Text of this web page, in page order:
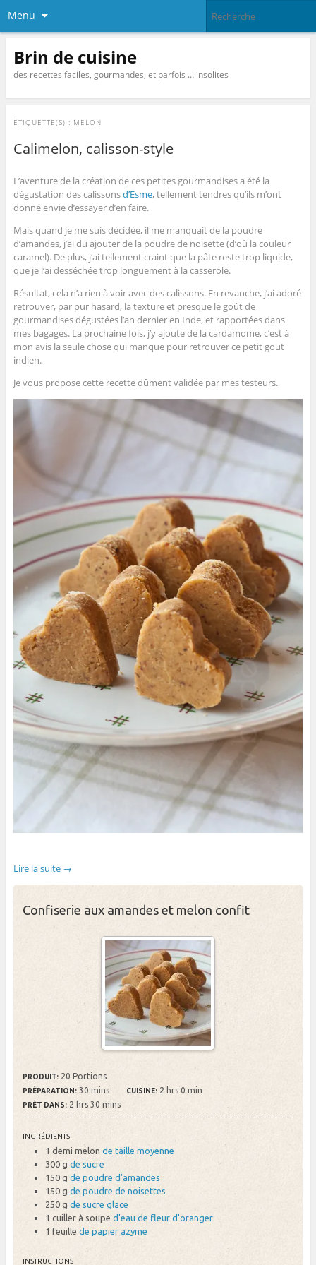
Menu
Brin de cuisine
des recettes faciles, gourmandes, et parfois … insolites
ÉTIQUETTE(S) : MELON
Calimelon, calisson-style
L’aventure de la création de ces petites gourmandises a été la
dégustation des calissonsd’Esme, tellement tendres qu’ils m’ont
donné envie d’essayer d’en faire.
Mais quand je me suis décidée, il me manquait de la poudre
d’amandes, j’ai du ajouter de la poudre de noisette (d’où la couleur
caramel). De plus, j‘ai tellement craint que la pâte reste trop liquide,
que je l’ai desséchée trop longuement à la casserole.
Résultat, cela n’a rien à voir avec des calissons. En revanche, j’ai adoré
retrouver, par pur hasard, la texture et presque le goût de
gourmandises dégustées l’an dernier en Inde, et rapportées dans
mes bagages. La prochaine fois, j’y ajoute de la cardamome, c’est à
mon avis la seule chose qui manque pour retrouver ce petit gout
indien.
Je vous propose cette recette dûment validée par mes testeurs.
Lire la suite →
Confiserie aux amandes et melon confit
PRODUIT: 20 Portions
PRÉPARATION: 30 mins CUISINE: 2 hrs 0 min
PRÊT DANS: 2 hrs 30 mins
INGRÉDIENTS
1 demi melon de taille moyenne
300 g de sucre
150 g de poudre d'amandes
150 g de poudre de noisettes
250 g de sucre glace
1 cuiller à soupe d'eau de fleur d'oranger
1 feuille de papier azyme
INSTRUCTIONS